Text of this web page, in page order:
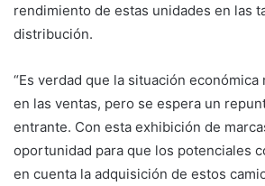
rendimiento de estas unidades en las
distribución.
“Es verdad que la situación económica
en las ventas, pero se espera un
entrante. Con esta exhibición de
oportunidad para que los potenciales
en cuenta la adquisición de estos